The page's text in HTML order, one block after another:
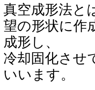
真空成形法と
望の形状に作
成形し、
冷却固化させ
いいます。